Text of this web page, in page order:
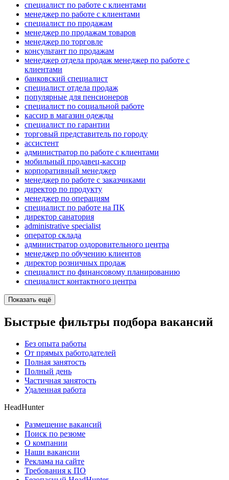
специалист по работе с клиентами
менеджер по работе с клиентами
специалист по продажам
менеджер по продажам товаров
менеджер по торговле
консультант по продажам
менеджер отдела продаж менеджер по работе с
клиентами
банковский специалист
специалист отдела продаж
популярные для пенсионеров
специалист по социальной работе
кассир в магазин одежды
специалист по гарантии
торговый представитель по городу
ассистент
администратор по работе с клиентами
мобильный продавец-кассир
корпоративный менеджер
менеджер по работе с заказчиками
директор по продукту
менеджер по операциям
специалист по работе на ПК
директор санатория
administrative specialist
оператор склада
администратор оздоровительного центра
менеджер по обучению клиентов
директор розничных продаж
специалист по финансовому планированию
специалист контактного центра
Показать ещё
Быстрые фильтры подбора вакансий
Без опыта работы
От прямых работодателей
Полная занятость
Полный день
Частичная занятость
Удаленная работа
HeadHunter
Размещение вакансий
Поиск по резюме
О компании
Наши вакансии
Реклама на сайте
Требования к ПО